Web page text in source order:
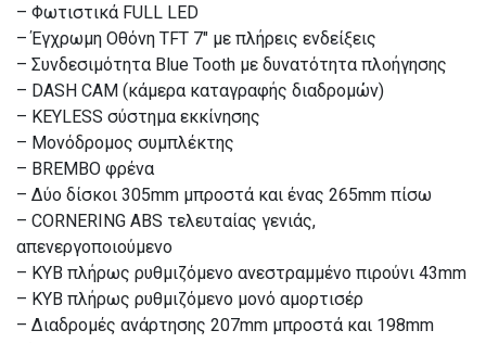
– Φωτιστικά FULL LED
– Έγχρωμη Οθόνη TFT 7″ με πλήρεις ενδείξεις
– Συνδεσιμότητα Blue Tooth με δυνατότητα πλοήγησης
– DASH CAM (κάμερα καταγραφής διαδρομών)
– KEYLESS σύστημα εκκίνησης
– Μονόδρομος συμπλέκτης
– BREMBO φρένα
– Δύο δίσκοι 305mm μπροστά και ένας 265mm πίσω
– CORNERING ABS τελευταίας γενιάς,
απενεργοποιούμενο
– KYB πλήρως ρυθμιζόμενo ανεστραμμένο πιρούνι 43mm
– ΚΥΒ πλήρως ρυθμιζόμενο μονό αμορτισέρ
– Διαδρομές ανάρτησης 207mm μπροστά και 198mm